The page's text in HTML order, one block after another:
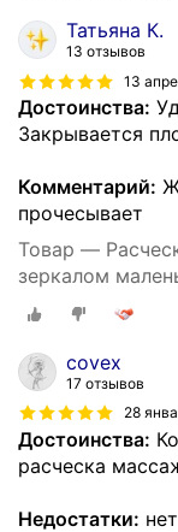
Татьяна К.
13 отзывов
13
Достоинства:
Закрывается
Комментарий:
прочесывает
Товар —
зеркалом
covex
17 отзывов
28
Достоинства:
расческа
Недостатки: нет